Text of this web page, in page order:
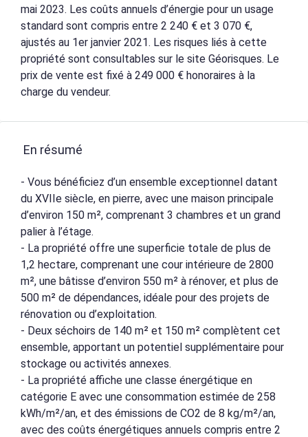
mai 2023. Les coûts annuels d’énergie pour un usage
standard sont compris entre 2 240 € et 3 070 €,
ajustés au 1er janvier 2021. Les risques liés à cette
propriété sont consultables sur le site Géorisques. Le
prix de vente est fixé à 249 000 € honoraires à la
charge du vendeur.
En résumé
- Vous bénéficiez d’un ensemble exceptionnel datant
du XVIIe siècle, en pierre, avec une maison principale
d’environ 150 m², comprenant 3 chambres et un grand
palier à l’étage.
- La propriété offre une superficie totale de plus de
1,2 hectare, comprenant une cour intérieure de 2800
m², une bâtisse d’environ 550 m² à rénover, et plus de
500 m² de dépendances, idéale pour des projets de
rénovation ou d’exploitation.
- Deux séchoirs de 140 m² et 150 m² complètent cet
ensemble, apportant un potentiel supplémentaire pour
stockage ou activités annexes.
- La propriété affiche une classe énergétique en
catégorie E avec une consommation estimée de 258
kWh/m²/an, et des émissions de CO2 de 8 kg/m²/an,
avec des coûts énergétiques annuels compris entre 2